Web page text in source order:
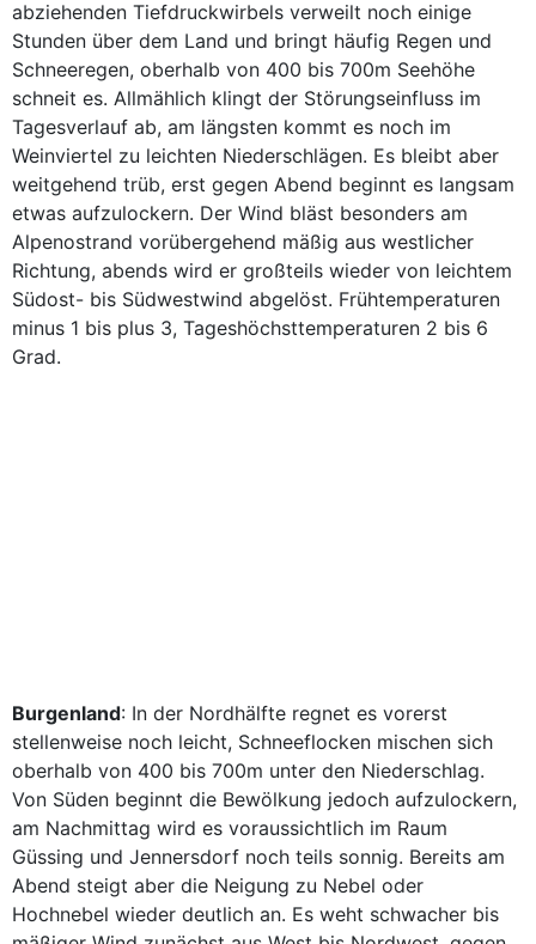
abziehenden Tiefdruckwirbels verweilt noch einige
Stunden über dem Land und bringt häufig Regen und
Schneeregen, oberhalb von 400 bis 700m Seehöhe
schneit es. Allmählich klingt der Störungseinfluss im
Tagesverlauf ab, am längsten kommt es noch im
Weinviertel zu leichten Niederschlägen. Es bleibt aber
weitgehend trüb, erst gegen Abend beginnt es langsam
etwas aufzulockern. Der Wind bläst besonders am
Alpenostrand vorübergehend mäßig aus westlicher
Richtung, abends wird er großteils wieder von leichtem
Südost- bis Südwestwind abgelöst. Frühtemperaturen
minus 1 bis plus 3, Tageshöchsttemperaturen 2 bis 6
Grad.
Burgenland: In der Nordhälfte regnet es vorerst
stellenweise noch leicht, Schneeflocken mischen sich
oberhalb von 400 bis 700m unter den Niederschlag.
Von Süden beginnt die Bewölkung jedoch aufzulockern,
am Nachmittag wird es voraussichtlich im Raum
Güssing und Jennersdorf noch teils sonnig. Bereits am
Abend steigt aber die Neigung zu Nebel oder
Hochnebel wieder deutlich an. Es weht schwacher bis